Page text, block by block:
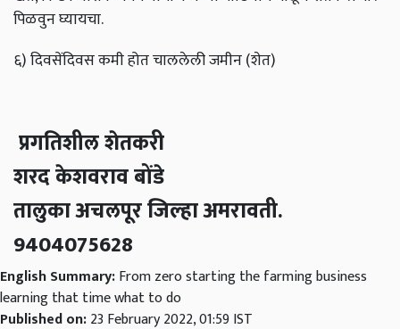
पिळवुन घ्यायचा.
६) दिवसेंदिवस कमी होत चाललेली जमीन (शेत)
प्रगतिशील शेतकरी
शरद केशवराव बोंडे
तालुका अचलपूर जिल्हा अमरावती.
9404075628
English Summary:From zero starting the farming business
learning that time what to do
Published on:23 February 2022, 01:59 IST